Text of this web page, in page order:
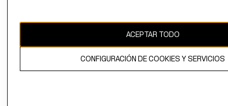
El contenido de esta página web está protegido por copyright y es
propiedad de H&M Hennes & Mauritz AB.ACEPTAR TODO
CONFIGURACIÓN DE COOKIES Y SERVICIOS